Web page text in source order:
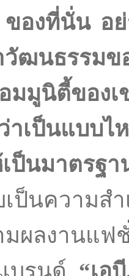
ของที่นั่น อ
วัฒนธรรม
มมูนิตี้ของ
าเป็นแบ
ป็นมาตรฐา
สำเร็จที่
ผลงานแฟ
บรนด์ “เอ